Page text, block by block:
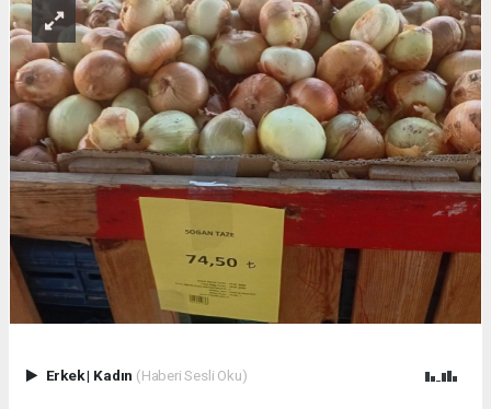
Erkek| Kadın (Haberi Sesli Oku)